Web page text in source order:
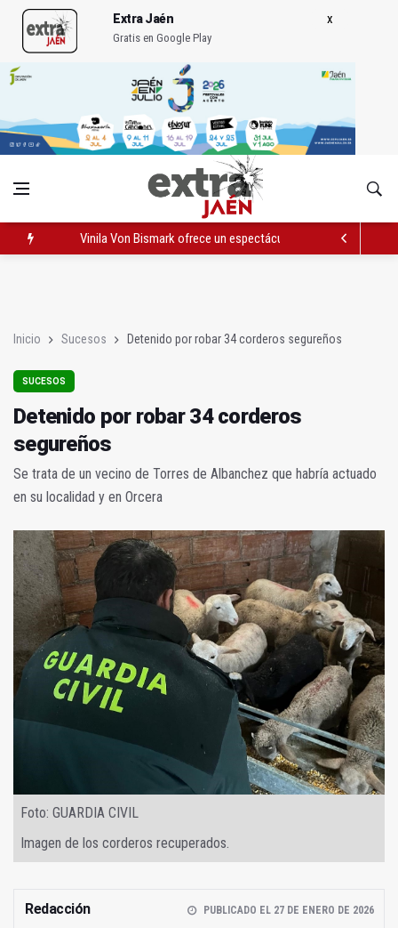
Extra Jaén
Gratis en Google Play
Vinila Von Bismark ofrece un espectáculo "rompedor" en el
Inicio Sucesos Detenido por robar 34 corderos segureños
SUCESOS
Detenido por robar 34 corderos
segureños
Se trata de un vecino de Torres de Albanchez que habría actuado
en su localidad y en Orcera
Foto: GUARDIA CIVIL
Imagen de los corderos recuperados.
Redacción PUBLICADO EL 27 DE ENERO DE 2026